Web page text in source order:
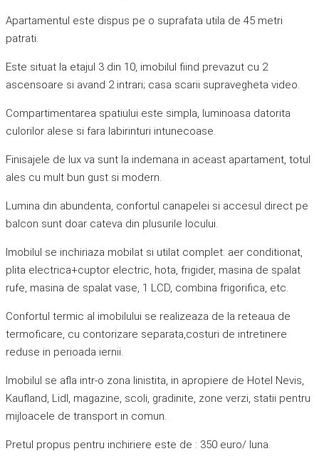
Apartamentul este dispus pe o suprafata utila de 45 metri
patrati.
Este situat la etajul 3 din 10, imobilul fiind prevazut cu 2
ascensoare si avand 2 intrari; casa scarii supravegheta video.
Compartimentarea spatiului este simpla, luminoasa datorita
culorilor alese si fara labirinturi intunecoase.
Finisajele de lux va sunt la indemana in aceast apartament, totul
ales cu mult bun gust si modern.
Lumina din abundenta, confortul canapelei si accesul direct pe
balcon sunt doar cateva din plusurile locului.
Imobilul se inchiriaza mobilat si utilat complet: aer conditionat,
plita electrica+cuptor electric, hota, frigider, masina de spalat
rufe, masina de spalat vase, 1 LCD, combina frigorifica, etc.
Confortul termic al imobilului se realizeaza de la reteaua de
termoficare, cu contorizare separata,costuri de intretinere
reduse in perioada iernii.
Imobilul se afla intr-o zona linistita, in apropiere de Hotel Nevis,
Kaufland, Lidl, magazine, scoli, gradinite, zone verzi, statii pentru
mijloacele de transport in comun.
Pretul propus pentru inchiriere este de : 350 euro/ luna.